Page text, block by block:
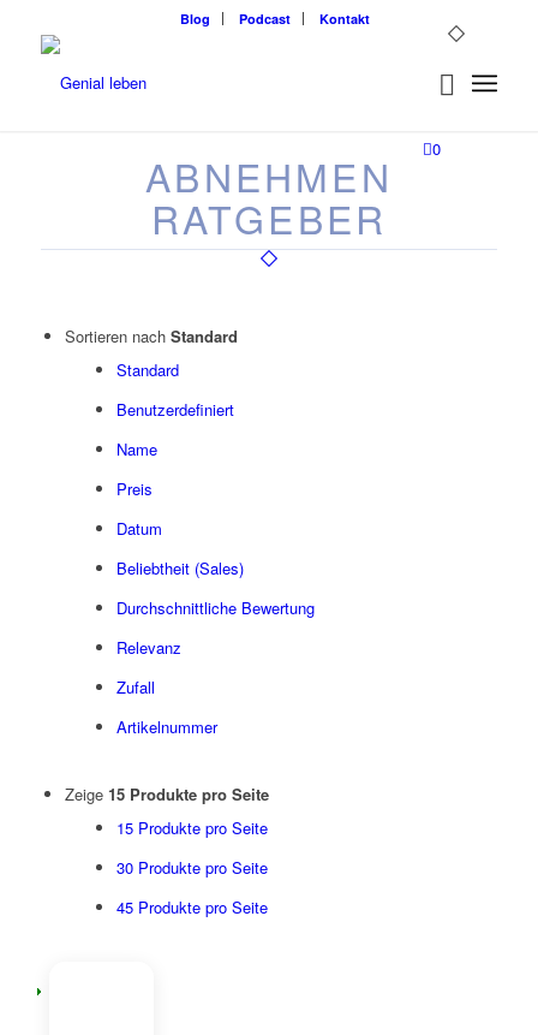
Blog Podcast Kontakt
0
ABNEHMEN
RATGEBER
Sortieren nach Standard
Standard
Benutzerdefiniert
Name
Preis
Datum
Beliebtheit (Sales)
Durchschnittliche Bewertung
Relevanz
Zufall
Artikelnummer
Zeige 15 Produkte pro Seite
15 Produkte pro Seite
30 Produkte pro Seite
45 Produkte pro Seite